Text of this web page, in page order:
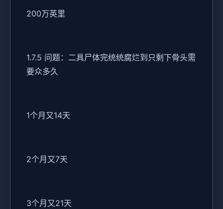
200万英里
1.7.5 问题：二具尸体完统统腐烂到只剩下骨头需
要众多久
1个月又14天
2个月又7天
3个月又21天